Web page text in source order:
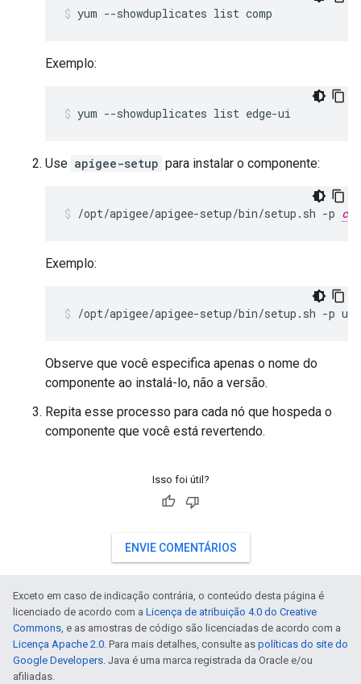
yum --showduplicates list comp
Exemplo:
yum --showduplicates list edge-ui
Use apigee-setup para instalar o componente:
/opt/apigee/apigee-setup/bin/setup.sh -p
Exemplo:
/opt/apigee/apigee-setup/bin/setup.sh -p
Observe que você especifica apenas o nome do
componente ao instalá-lo, não a versão.
Repita esse processo para cada nó que hospeda o
componente que você está revertendo.
Isso foi útil?
ENVIE COMENTÁRIOS
Exceto em caso de indicação contrária, o conteúdo desta página é
licenciado de acordo com a Licença de atribuição 4.0 do Creative
Commons, e as amostras de código são licenciadas de acordo com a
Licença Apache 2.0. Para mais detalhes, consulte as políticas do site do
Google Developers. Java é uma marca registrada da Oracle e/ou
afiliadas.